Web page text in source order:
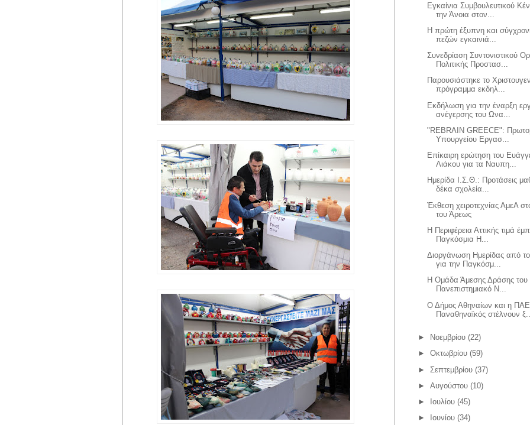
Εγκαίνια Συμβουλευτικού
την Άνοια στον...
H πρώτη έξυπνη και
πεζών εγκαινιά...
Συνεδρίαση Συντονιστικού
Πολιτικής Προστασ...
Παρουσιάστηκε το
πρόγραμμα εκδηλ...
Εκδήλωση για την έναρξη
ανέγερσης του Ωνα...
"REBRAIN GREECE":
Υπουργείου Εργασ...
Επίκαιρη ερώτηση του
Λιάκου για τα Ναυπη...
Ημερίδα Ι.Σ.Θ.: Προτάσεις
δέκα σχολεία...
Έκθεση χειροτεχνίας ΑμεΑ
του Άρεως
Η Περιφέρεια Αττικής τιμά
Παγκόσμια Η...
Διοργάνωση Ημερίδας από
για την Παγκόσμ...
Η Ομάδα Άμεσης Δράσης του
Πανεπιστημιακό Ν...
Ο Δήμος Αθηναίων και η ΠΑΕ
Παναθηναϊκός στέλνουν
► Νοεμβρίου (22)
► Οκτωβρίου (59)
► Σεπτεμβρίου (37)
► Αυγούστου (10)
►
Ιουλίου (45)
►
Ιουνίου (34)